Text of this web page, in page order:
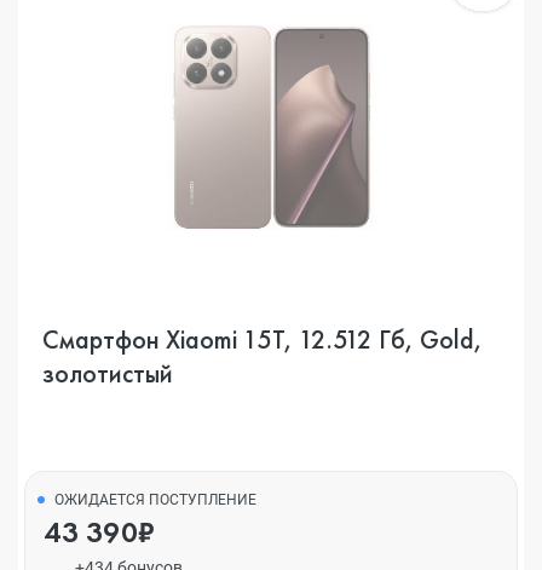
Смартфон Xiaomi 15T, 12.512 Гб, Gold,
золотистый
ОЖИДАЕТСЯ ПОСТУПЛЕНИЕ
43 390₽